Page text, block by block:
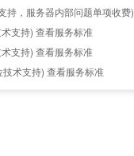
持，服务器内部问题单项收费)
支持) 查看服务标准
支持) 查看服务标准
术支持) 查看服务标准